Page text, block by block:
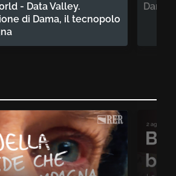
- Data Valley.
di Dama, il tecnopolo